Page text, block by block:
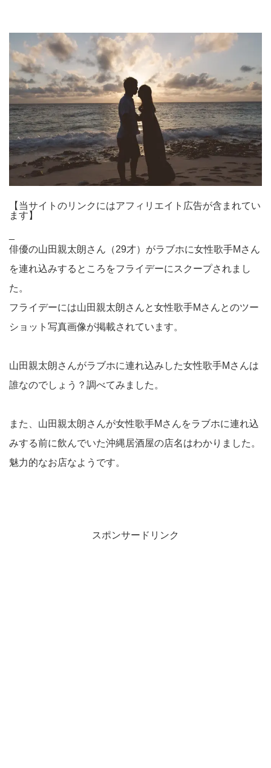
【当サイトのリンクにはアフィリエイト広告が含まれてい
ます】
俳優の山田親太朗さん（29才）がラブホに女性歌手Mさん
を連れ込みするところをフライデーにスクープされまし
た。
フライデーには山田親太朗さんと女性歌手Mさんとのツー
ショット写真画像が掲載されています。
山田親太朗さんがラブホに連れ込みした女性歌手Mさんは
誰なのでしょう？調べてみました。
また、山田親太朗さんが女性歌手Mさんをラブホに連れ込
みする前に飲んでいた沖縄居酒屋の店名はわかりました。
魅力的なお店なようです。
スポンサードリンク